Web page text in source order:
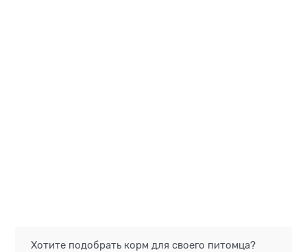
Хотите подобрать корм для своего питомца?